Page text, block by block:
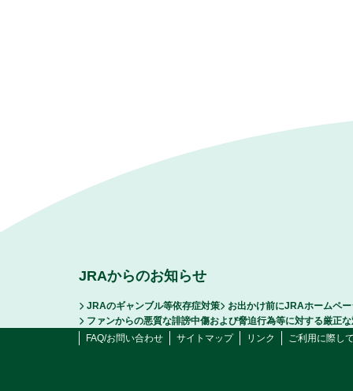
JRAからのお知らせ
JRAのギャンブル等依存症対策
お出かけ前にJRAホームペ
ファンからの悪質な誹謗中傷および脅迫行為等に対する厳正
FAQ/お問い合わせ
サイトマップ リンク ご利用に際し